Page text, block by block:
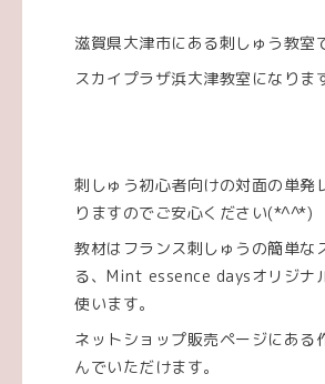
滋賀県大津市にある刺しゅう教室
スカイプラザ浜大津教室になりま
刺しゅう初心者向けの対面の単発
りますのでご安心ください(*^^*)
教材はフランス刺しゅうの簡単な
る、Mint essence daysオリジナ
使います。
ネットショップ販売ページにある
んでいただけます。